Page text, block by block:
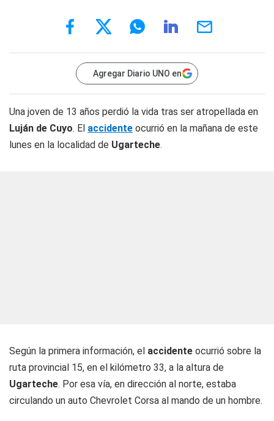
Agregar Diario UNO en
Una joven de 13 años perdió la vida tras ser atropellada en
Luján de Cuyo. El accidente ocurrió en la mañana de este
lunes en la localidad de Ugarteche.
Según la primera información, el accidente ocurrió sobre la
ruta provincial 15, en el kilómetro 33, a la altura de
Ugarteche. Por esa vía, en dirección al norte, estaba
circulando un auto Chevrolet Corsa al mando de un hombre.